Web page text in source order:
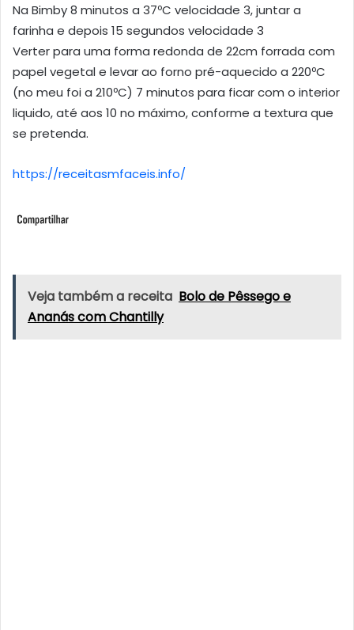
Na Bimby 8 minutos a 37ºC velocidade 3, juntar a
farinha e depois 15 segundos velocidade 3
Verter para uma forma redonda de 22cm forrada com
papel vegetal e levar ao forno pré-aquecido a 220ºC
(no meu foi a 210ºC) 7 minutos para ficar com o interior
liquido, até aos 10 no máximo, conforme a textura que
se pretenda.
https://receitasmfaceis.info/
Veja também a receita Bolo de Pêssego e
Ananás com Chantilly